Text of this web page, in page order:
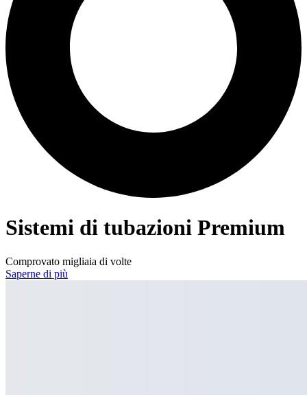
Sistemi di tubazioni Premium
Comprovato migliaia di volte
Saperne di più